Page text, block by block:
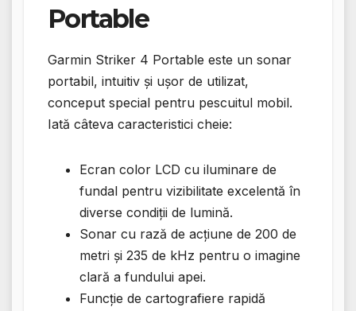
Portable
Garmin Striker 4 Portable este un sonar
portabil, intuitiv și ușor de utilizat,
conceput special pentru pescuitul mobil.
Iată câteva caracteristici cheie:
Ecran color LCD cu iluminare de
fundal pentru vizibilitate excelentă în
diverse condiții de lumină.
Sonar cu rază de acțiune de 200 de
metri și 235 de kHz pentru o imagine
clară a fundului apei.
Funcție de cartografiere rapidă